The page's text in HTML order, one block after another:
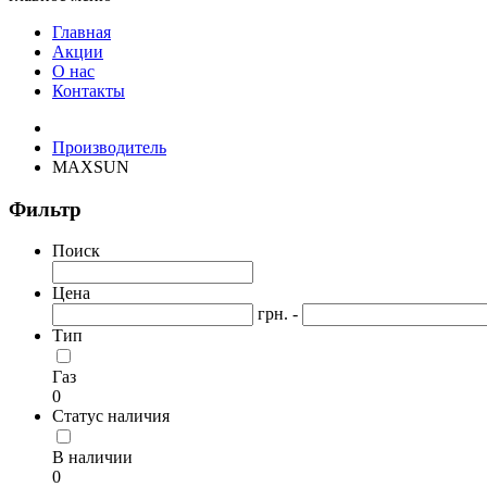
Главная
Акции
О нас
Контакты
Производитель
MAXSUN
Фильтр
Поиск
Цена
грн. -
Тип
Газ
0
Статус наличия
В наличии
0